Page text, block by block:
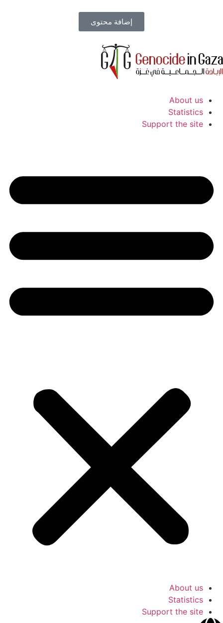
إضافة محتوى
About us
Statistics
Support the site
About us
Statistics
Support the site